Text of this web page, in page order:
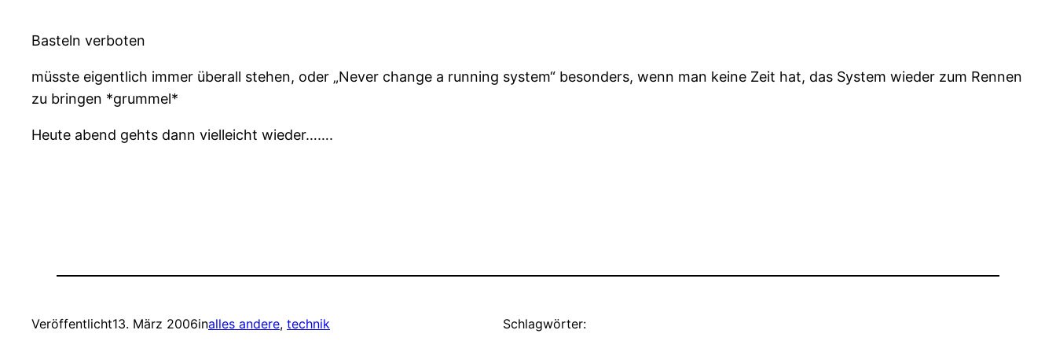
Basteln verboten
müsste eigentlich immer überall stehen, oder „Never change a running system“ besonders, wenn man keine Zeit hat, das System wieder zum Rennen
zu bringen *grummel*
Heute abend gehts dann vielleicht wieder…….
Veröffentlicht13. März 2006inalles andere, technik Schlagwörter: